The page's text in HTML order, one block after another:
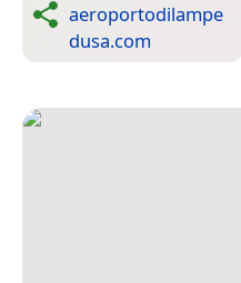
aeroportodilampe
dusa.com